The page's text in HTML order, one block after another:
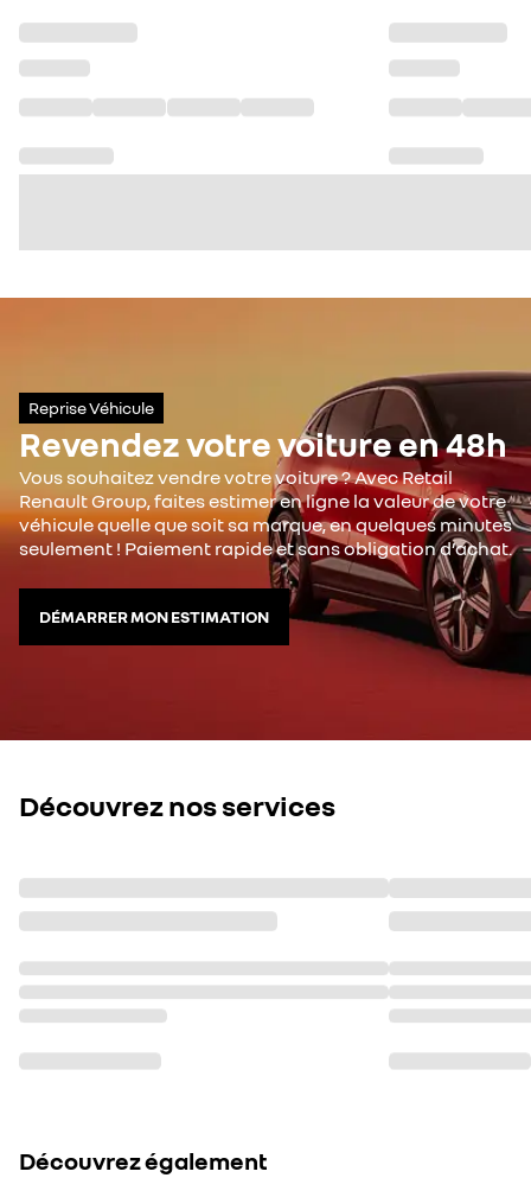
Reprise Véhicule
Revendez votre voiture en 48h
Vous souhaitez vendre votre voiture ? Avec Retail
Renault Group, faites estimer en ligne la valeur de votre
véhicule quelle que soit sa marque, en quelques minutes
seulement ! Paiement rapide et sans obligation d’achat.
DÉMARRER MON ESTIMATION
Découvrez nos services
Découvrez également